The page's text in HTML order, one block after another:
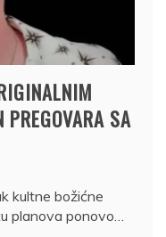
SA
kultne božićne
planova ponovo…